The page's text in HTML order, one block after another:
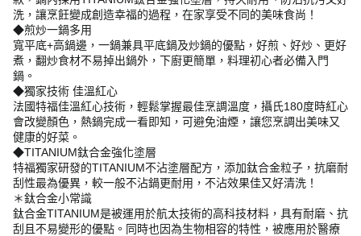
洗，讓烹飪變成創造幸福的過程，在家享受不同的美味食尚！
◆煎炒一鍋多用
寬平底+高鍋邊，一鍋兼具平底鍋及炒鍋的優點，好煎、好炒、更好
煮，翻炒食材不易掉出鍋外，下廚更簡單，料理初心者必備入門
鍋。
◆獨家技術 佳溫紅心
法國特福佳溫紅心技術，輕鬆掌握最佳烹調溫度，攝氏180度時紅心
會改變顏色，熱鍋完成一看即知，可避免油煙，讓您烹調出美味又
健康的好菜。
◆TITANIUM鈦合金強化塗層
特福獨家研發的TITANIUM不沾塗層配方，添加鈦合金粒子，抗磨耐
刮性最為優異，較一般不沾鍋更耐用，不沾效果佳又好清洗！
＊鈦合金小常識
鈦合金TITANIUM是被運用於航太技術的高科技材料，具有耐磨、抗
刮且不易變形的優點。同時也因為生物相容的特性，被應用於醫療